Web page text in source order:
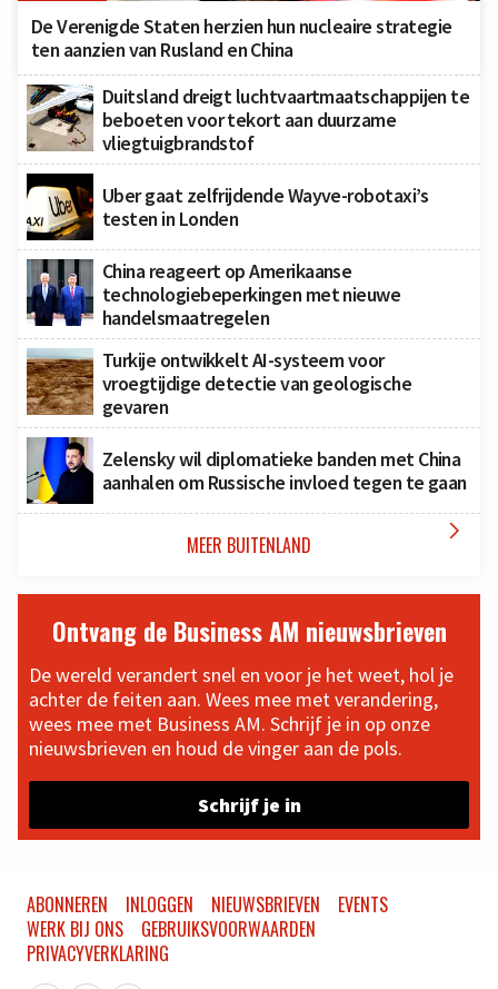
De Verenigde Staten herzien hun nucleaire strategie
ten aanzien van Rusland en China
Duitsland dreigt luchtvaartmaatschappijen te
beboeten voor tekort aan duurzame
vliegtuigbrandstof
Uber gaat zelfrijdende Wayve-robotaxi’s
testen in Londen
China reageert op Amerikaanse
technologiebeperkingen met nieuwe
handelsmaatregelen
Turkije ontwikkelt AI-systeem voor
vroegtijdige detectie van geologische
gevaren
Zelensky wil diplomatieke banden met China
aanhalen om Russische invloed tegen te gaan
MEER BUITENLAND 
Ontvang de Business AM nieuwsbrieven
De wereld verandert snel en voor je het weet, hol je
achter de feiten aan. Wees mee met verandering,
wees mee met Business AM. Schrijf je in op onze
nieuwsbrieven en houd de vinger aan de pols.
Schrijf je in
ABONNEREN INLOGGEN NIEUWSBRIEVEN
EVENTS
WERK BIJ ONS
GEBRUIKSVOORWAARDEN
PRIVACYVERKLARING